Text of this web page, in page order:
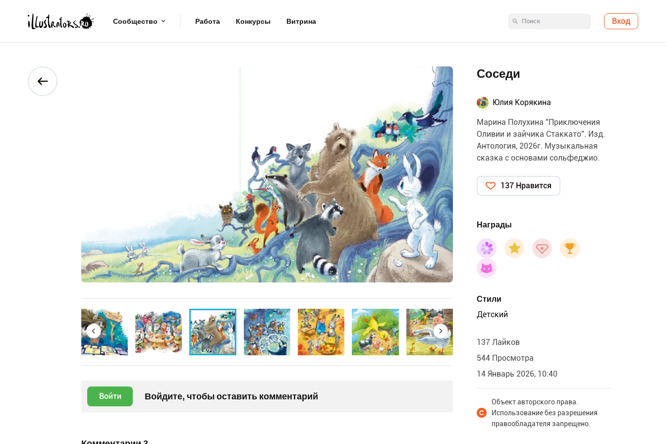
Сообщество Работа Конкурсы Витрина Вход
Войти Войдите, чтобы оставить комментарий
Соседи
Юлия Корякина
Марина Полухина "Приключения
Оливии и зайчика Стаккато". Изд.
Антология, 2026г. Музыкальная
сказка с основами сольфеджио.
137 Нравится
Награды
Стили
Детский
137 Лайков
544 Просмотра
14 Январь 2026, 10:40
Объект авторского права.
Использование без разрешения
правообладателя запрещено.